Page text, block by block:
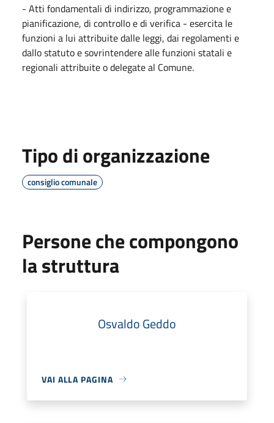
- Atti fondamentali di indirizzo, programmazione e
pianificazione, di controllo e di verifica - esercita le
funzioni a lui attribuite dalle leggi, dai regolamenti e
dallo statuto e sovrintendere alle funzioni statali e
regionali attribuite o delegate al Comune.
Tipo di organizzazione
consiglio comunale
Persone che compongono
la struttura
Osvaldo Geddo
VAI ALLA PAGINA